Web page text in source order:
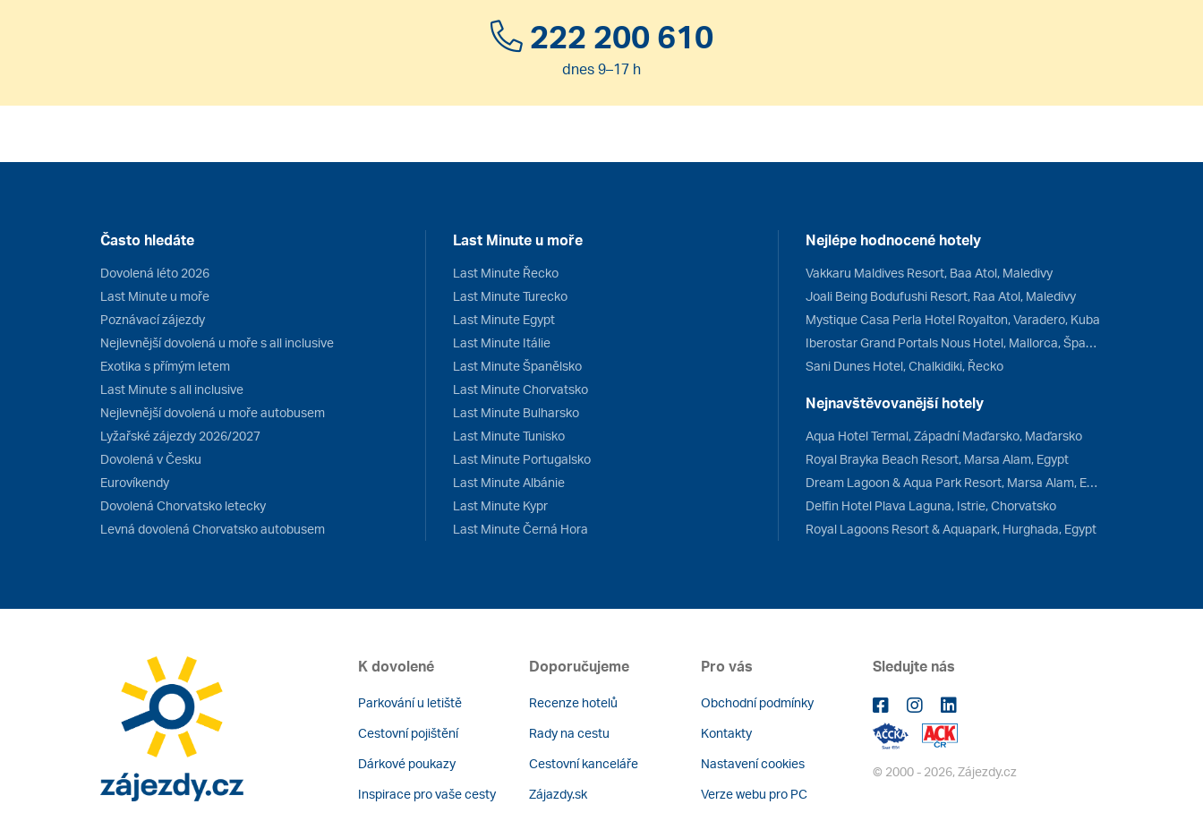
222 200 610
dnes 9–17 h
Často hledáte
Dovolená léto 2026
Last Minute u moře
Poznávací zájezdy
Nejlevnější dovolená u moře s all inclusive
Exotika s přímým letem
Last Minute s all inclusive
Nejlevnější dovolená u moře autobusem
Lyžařské zájezdy 2026/2027
Dovolená v Česku
Eurovíkendy
Dovolená Chorvatsko letecky
Levná dovolená Chorvatsko autobusem
Last Minute u moře
Last Minute Řecko
Last Minute Turecko
Last Minute Egypt
Last Minute Itálie
Last Minute Španělsko
Last Minute Chorvatsko
Last Minute Bulharsko
Last Minute Tunisko
Last Minute Portugalsko
Last Minute Albánie
Last Minute Kypr
Last Minute Černá Hora
Nejlépe hodnocené hotely
Vakkaru Maldives Resort, Baa Atol, Maledivy
Joali Being Bodufushi Resort, Raa Atol, Maledivy
Mystique Casa Perla Hotel Royalton, Varadero, Kuba
Iberostar Grand Portals Nous Hotel, Mallorca, Španělsko
Sani Dunes Hotel, Chalkidiki, Řecko
Nejnavštěvovanější hotely
Aqua Hotel Termal, Západní Maďarsko, Maďarsko
Royal Brayka Beach Resort, Marsa Alam, Egypt
Dream Lagoon & Aqua Park Resort, Marsa Alam, Egypt
Delfin Hotel Plava Laguna, Istrie, Chorvatsko
Royal Lagoons Resort & Aquapark, Hurghada, Egypt
K dovolené
Parkování u letiště
Cestovní pojištění
Dárkové poukazy
Inspirace pro vaše cesty
Doporučujeme
Recenze hotelů
Rady na cestu
Cestovní kanceláře
Zájazdy.sk
Pro vás
Obchodní podmínky
Kontakty
Nastavení cookies
Verze webu pro PC
Sledujte nás
© 2000 - 2026, Zájezdy.cz